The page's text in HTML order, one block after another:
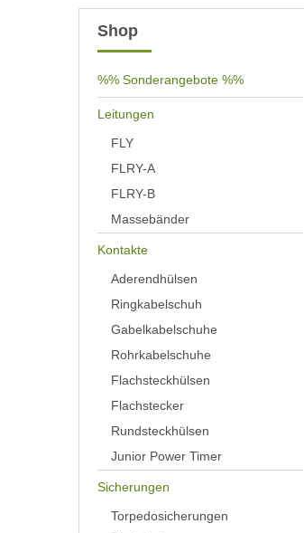
Shop
%% Sonderangebote %%
Leitungen
FLY
FLRY-A
FLRY-B
Massebänder
Kontakte
Aderendhülsen
Ringkabelschuh
Gabelkabelschuhe
Rohrkabelschuhe
Flachsteckhülsen
Flachstecker
Rundsteckhülsen
Junior Power Timer
Sicherungen
Torpedosicherungen